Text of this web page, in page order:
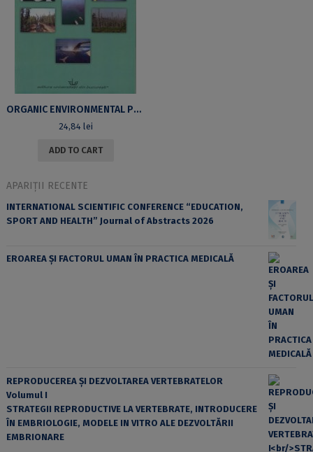
ORGANIC ENVIRONMENTAL POLLUTANTS. SECOND EDITION
24,84 lei
ADD TO CART
APARIȚII RECENTE
INTERNATIONAL SCIENTIFIC CONFERENCE “EDUCATION,
SPORT AND HEALTH” Journal of Abstracts 2026
EROAREA ȘI FACTORUL UMAN ÎN PRACTICA MEDICALĂ
REPRODUCEREA ȘI DEZVOLTAREA VERTEBRATELOR
Volumul I
STRATEGII REPRODUCTIVE LA VERTEBRATE, INTRODUCERE
ÎN EMBRIOLOGIE, MODELE IN VITRO ALE DEZVOLTĂRII
EMBRIONARE